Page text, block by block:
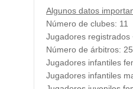
Algunos datos
Número de clubes: 11
Jugadores
Número de árbitros: 25
Jugadores infantiles
Jugadores infantiles